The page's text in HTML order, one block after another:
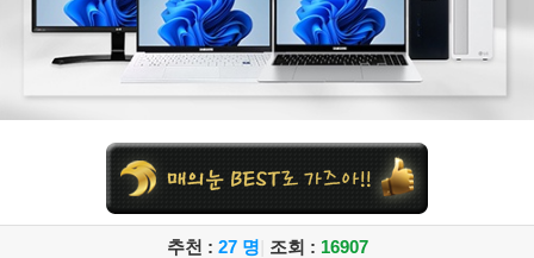
추천 : 27 명 조회 : 16907